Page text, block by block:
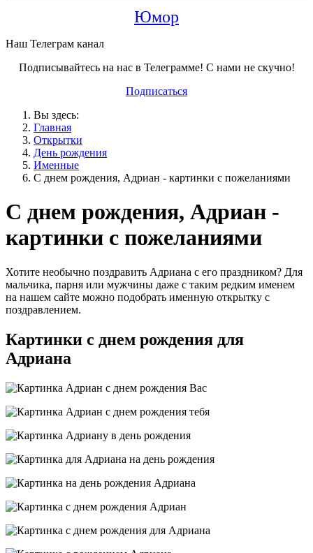
Юмор
Наш Телеграм канал
Подписывайтесь на нас в Телеграмме! С нами не скучно!
Подписаться
Вы здесь:
Главная
Открытки
День рождения
Именные
С днем рождения, Адриан - картинки с пожеланиями
С днем рождения, Адриан -
картинки с пожеланиями
Хотите необычно поздравить Адриана с его праздником? Для
мальчика, парня или мужчины даже с таким редким именем
на нашем сайте можно подобрать именную открытку с
поздравлением.
Картинки с днем рождения для
Адриана